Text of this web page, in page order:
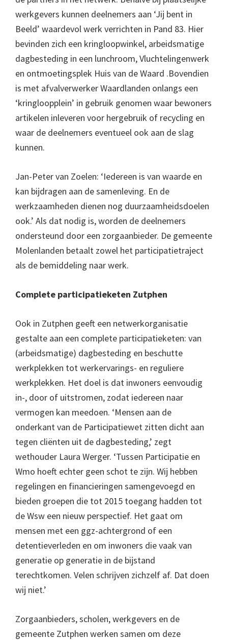
werkgevers kunnen deelnemers aan ‘Jij bent in
Beeld’ waardevol werk verrichten in Pand 83. Hier
bevinden zich een kringloopwinkel, arbeidsmatige
dagbesteding in een lunchroom, Vluchtelingenwerk
en ontmoetingsplek Huis van de Waard .Bovendien
is met afvalverwerker Waardlanden onlangs een
‘kringloopplein’ in gebruik genomen waar bewoners
artikelen inleveren voor hergebruik of recycling en
waar de deelnemers eventueel ook aan de slag
kunnen.
Jan-Peter van Zoelen: ‘Iedereen is van waarde en
kan bijdragen aan de samenleving. En de
werkzaamheden dienen nog duurzaamheidsdoelen
ook.’ Als dat nodig is, worden de deelnemers
ondersteund door een zorgaanbieder. De gemeente
Molenlanden betaalt zowel het participatietraject
als de bemiddeling naar werk.
Complete participatieketen Zutphen
Ook in Zutphen geeft een netwerkorganisatie
gestalte aan een complete participatieketen: van
(arbeidsmatige) dagbesteding en beschutte
werkplekken tot werkervarings- en reguliere
werkplekken. Het doel is dat inwoners eenvoudig
in-, door of uitstromen, zodat iedereen naar
vermogen kan meedoen. ‘Mensen aan de
onderkant van de Participatiewet zitten dicht aan
tegen cliënten uit de dagbesteding,’ zegt
wethouder Laura Werger. ‘Tussen Participatie en
Wmo hoeft echter geen schot te zijn. Wij hebben
regelingen en financieringen samengevoegd en
bieden groepen die tot 2015 toegang hadden tot
de Wsw een nieuw perspectief. Het gaat om
mensen met een ggz-achtergrond of een
detentieverleden en om inwoners die vaak van
generatie op generatie in de bijstand
terechtkomen. Velen schrijven zichzelf af. Dat doen
wij niet.’
Zorgaanbieders, scholen, werkgevers en de
gemeente Zutphen werken samen om deze